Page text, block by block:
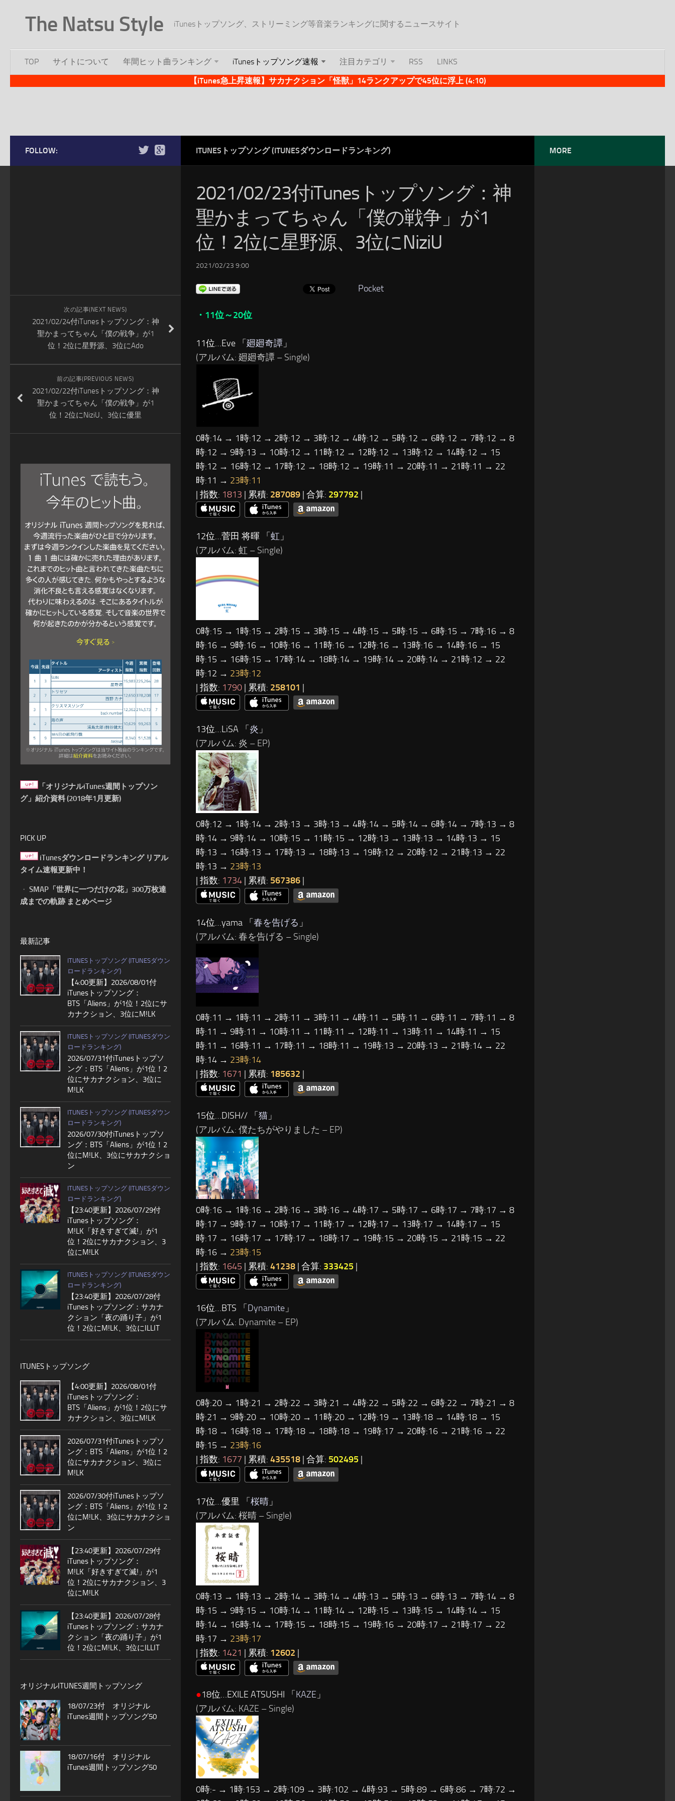
The Natsu Style iTunesトップソング、ストリーミング等音楽ランキングに関するニュースサイト
TOP サイトについて 年間ヒット曲ランキング iTunesトップソング速報 注目カテゴリ RSS
LINKS
【iTunes急上昇速報】サカナクション「怪獣」14ランクアップで45位に浮上 (4:10)
ITUNESトップソング (ITUNESダウンロードランキング)
2021/02/23付iTunesトップソング：神
聖かまってちゃん「僕の戦争」が1
位！2位に星野源、3位にNiziU
2021/02/23 9:00
Pocket
・11位～20位
11位…Eve 「 廻廻奇譚 」
(アルバム: 廻廻奇譚 – Single)
0時:14 → 1時:12 → 2時:12 → 3時:12 → 4時:12 → 5時:12 → 6時:12 → 7時:12 → 8
時:12 → 9時:13 → 10時:12 → 11時:12 → 12時:12 → 13時:12 → 14時:12 → 15
時:12 → 16時:12 → 17時:12 → 18時:12 → 19時:11 → 20時:11 → 21時:11 → 22
時:11 → 23時:11
| 指数: 1813 | 累積: 287089 | 合算: 297792 |
12位…菅田 将暉 「 虹 」
(アルバム: 虹 – Single)
0時:15 → 1時:15 → 2時:15 → 3時:15 → 4時:15 → 5時:15 → 6時:15 → 7時:16 → 8
時:16 → 9時:16 → 10時:16 → 11時:16 → 12時:16 → 13時:16 → 14時:16 → 15
時:15 → 16時:15 → 17時:14 → 18時:14 → 19時:14 → 20時:14 → 21時:12 → 22
時:12 → 23時:12
| 指数: 1790 | 累積: 258101 |
13位…LiSA 「 炎 」
(アルバム: 炎 – EP)
0時:12 → 1時:14 → 2時:13 → 3時:13 → 4時:14 → 5時:14 → 6時:14 → 7時:13 → 8
時:14 → 9時:14 → 10時:15 → 11時:15 → 12時:13 → 13時:13 → 14時:13 → 15
時:13 → 16時:13 → 17時:13 → 18時:13 → 19時:12 → 20時:12 → 21時:13 → 22
時:13 → 23時:13
| 指数: 1734 | 累積: 567386 |
14位…yama 「春を告げる 」
(アルバム: 春を告げる – Single)
0時:11 → 1時:11 → 2時:11 → 3時:11 → 4時:11 → 5時:11 → 6時:11 → 7時:11 → 8
時:11 → 9時:11 → 10時:11 → 11時:11 → 12時:11 → 13時:11 → 14時:11 → 15
時:11 → 16時:11 → 17時:11 → 18時:11 → 19時:13 → 20時:13 → 21時:14 → 22
時:14 → 23時:14
| 指数: 1671 | 累積: 185632 |
15位…DISH// 「 猫 」
(アルバム: 僕たちがやりました – EP)
0時:16 → 1時:16 → 2時:16 → 3時:16 → 4時:17 → 5時:17 → 6時:17 → 7時:17 → 8
時:17 → 9時:17 → 10時:17 → 11時:17 → 12時:17 → 13時:17 → 14時:17 → 15
時:17 → 16時:17 → 17時:17 → 18時:17 → 19時:15 → 20時:15 → 21時:15 → 22
時:16 → 23時:15
| 指数: 1645 | 累積: 41238 | 合算: 333425 |
16位…BTS 「 Dynamite 」
(アルバム: Dynamite – EP)
0時:20 → 1時:21 → 2時:22 → 3時:21 → 4時:22 → 5時:22 → 6時:22 → 7時:21 → 8
時:21 → 9時:20 → 10時:20 → 11時:20 → 12時:19 → 13時:18 → 14時:18 → 15
時:18 → 16時:18 → 17時:18 → 18時:18 → 19時:17 → 20時:16 → 21時:16 → 22
時:15 → 23時:16
| 指数: 1677 | 累積: 435518 | 合算: 502495 |
17位…優里 「桜晴 」
(アルバム: 桜晴 – Single)
0時:13 → 1時:13 → 2時:14 → 3時:14 → 4時:13 → 5時:13 → 6時:13 → 7時:14 → 8
時:15 → 9時:15 → 10時:14 → 11時:14 → 12時:15 → 13時:15 → 14時:14 → 15
時:14 → 16時:14 → 17時:15 → 18時:15 → 19時:16 → 20時:17 → 21時:17 → 22
時:17 → 23時:17
| 指数: 1421 | 累積: 12602 |
●18位…EXILE ATSUSHI 「 KAZE 」
(アルバム: KAZE – Single)
0時:- → 1時:153 → 2時:109 → 3時:102 → 4時:93 → 5時:89 → 6時:86 → 7時:72 →
FOLLOW:
次の記事(NEXT NEWS)
2021/02/24付iTunesトップソング：神
聖かまってちゃん「僕の戦争」が1
位！2位に星野源、3位にAdo
前の記事(PREVIOUS NEWS)
2021/02/22付iTunesトップソング：神
聖かまってちゃん「僕の戦争」が1
位！2位にNiziU、3位に優里
「オリジナルiTunes週間トップソン
グ」紹介資料 (2018年1月更新)
PICK UP
iTunesダウンロードランキング リアル
タイム速報更新中！
・ SMAP「世界に一つだけの花」300万枚達
成までの軌跡 まとめページ
最新記事
ITUNESトップソング (ITUNESダウン
ロードランキング)
【4:00更新】2026/08/01付
iTunesトップソング：
BTS「Aliens」が1位！2位にサ
カナクション、3位にM!LK
ITUNESトップソング (ITUNESダウン
ロードランキング)
2026/07/31付iTunesトップソ
ング：BTS「Aliens」が1位！2
位にサカナクション、3位に
M!LK
ITUNESトップソング (ITUNESダウン
ロードランキング)
2026/07/30付iTunesトップソ
ング：BTS「Aliens」が1位！2
位にM!LK、3位にサカナクショ
ン
ITUNESトップソング (ITUNESダウン
ロードランキング)
【23:40更新】2026/07/29付
iTunesトップソング：
M!LK「好きすぎて滅!」が1
位！2位にサカナクション、3
位にM!LK
ITUNESトップソング (ITUNESダウン
ロードランキング)
【23:40更新】2026/07/28付
iTunesトップソング：サカナ
クション「夜の踊り子」が1
位！2位にM!LK、3位にILLIT
ITUNESトップソング
【4:00更新】2026/08/01付
iTunesトップソング：
BTS「Aliens」が1位！2位にサ
カナクション、3位にM!LK
2026/07/31付iTunesトップソ
ング：BTS「Aliens」が1位！2
位にサカナクション、3位に
M!LK
2026/07/30付iTunesトップソ
ング：BTS「Aliens」が1位！2
位にM!LK、3位にサカナクショ
ン
【23:40更新】2026/07/29付
iTunesトップソング：
M!LK「好きすぎて滅!」が1
位！2位にサカナクション、3
位にM!LK
【23:40更新】2026/07/28付
iTunesトップソング：サカナ
クション「夜の踊り子」が1
位！2位にM!LK、3位にILLIT
オリジナルITUNES週間トップソング
18/07/23付 オリジナル
iTunes週間トップソング50
18/07/16付 オリジナル
iTunes週間トップソング50
MORE